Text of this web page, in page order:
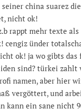
china suarez
nicht ok!
rappt mehr texte als
cengiz ünder
ok! ja wo gibts
sind? türkei zahlt
namen, aber hier
vergöttert, und
kann ein sane nicht